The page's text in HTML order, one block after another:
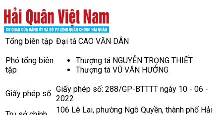
Tổng biên tập Đại tá CAO VĂN DÂN
Phó tổng biên
tập
Thượng tá NGUYỄN TRỌNG THIẾT
Thượng tá VŨ VĂN HƯỞNG
Giấy phép số Giấy phép số: 288/GP-BTTTT ngày 10 - 06 -
2022
106 Lê Lai, phường Ngô Quyền, thành phố Hải